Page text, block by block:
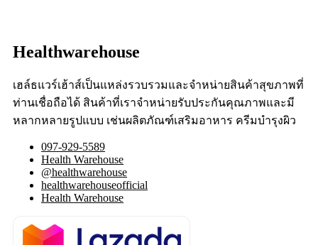
Healthwarehouse
เฮล์ธแวร์เฮ้าส์เป็นแหล่งรวบรวมและจำหน่ายสินค้าสุขภาพที่
ท่านเชื่อถือได้ สินค้าที่เราจำหน่ายรับประกันคุณภาพและมี
หลากหลายรูปแบบ เช่นผลิตภัณฑ์เสริมอาหาร ครีมบำรุงผิว
097-929-5589
Health Warehouse
@healthwarehouse
healthwarehouseofficial
Health Warehouse